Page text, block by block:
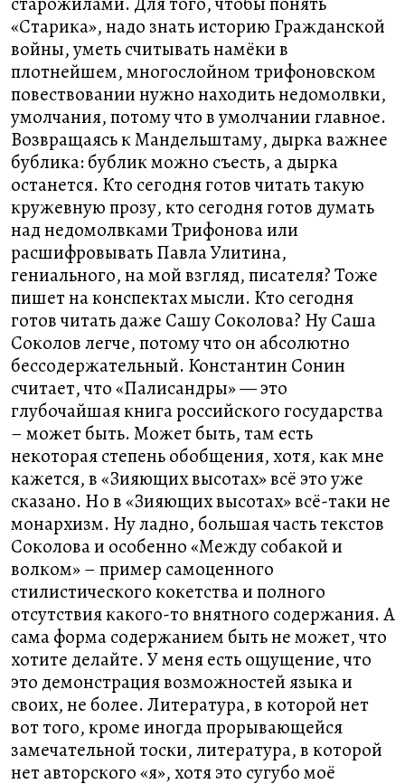
«Старика», надо знать историю Гражданской
войны, уметь считывать намёки в
плотнейшем, многослойном трифоновском
повествовании нужно находить недомолвки,
умолчания, потому что в умолчании главное.
Возвращаясь к Мандельштаму, дырка важнее
бублика: бублик можно съесть, а дырка
останется. Кто сегодня готов читать такую
кружевную прозу, кто сегодня готов думать
над недомолвками Трифонова или
расшифровывать Павла Улитина,
гениального, на мой взгляд, писателя? Тоже
пишет на конспектах мысли. Кто сегодня
готов читать даже Сашу Соколова? Ну Саша
Соколов легче, потому что он абсолютно
бессодержательный. Константин Сонин
считает, что «Палисандры» — это
глубочайшая книга российского государства
– может быть. Может быть, там есть
некоторая степень обобщения, хотя, как мне
кажется, в «Зияющих высотах» всё это уже
сказано. Но в «Зияющих высотах» всё-таки не
монархизм. Ну ладно, большая часть текстов
Соколова и особенно «Между собакой и
волком» – пример самоценного
стилистического кокетства и полного
отсутствия какого-то внятного содержания. А
сама форма содержанием быть не может, что
хотите делайте. У меня есть ощущение, что
это демонстрация возможностей языка и
своих, не более. Литература, в которой нет
вот того, кроме иногда прорывающейся
замечательной тоски, литература, в которой
нет авторского «я», хотя это сугубо моё